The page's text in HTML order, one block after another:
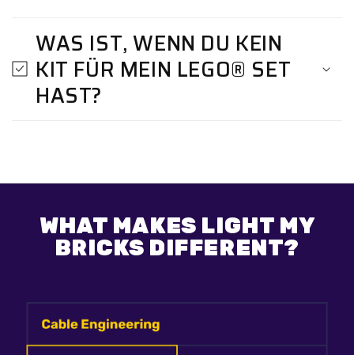
WAS IST, WENN DU KEIN
KIT FÜR MEIN LEGO® SET
HAST?
WHAT MAKES LIGHT MY
BRICKS DIFFERENT?